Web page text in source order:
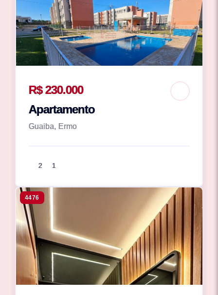
R$ 230.000
Apartamento
Guaiba, Ermo
2 1
4476